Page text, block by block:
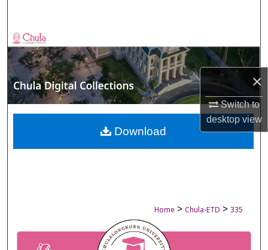
×
Switch to
desktopview
Browse Collections
My Account
About
Digital Commons Network™
Home > Chula-ETD > 335
Download